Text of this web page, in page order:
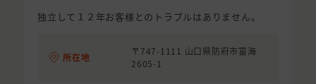
独立して１２年お客様とのトラブルはありません。
所在地
〒747-1111 山口県防府市富海
2605-1